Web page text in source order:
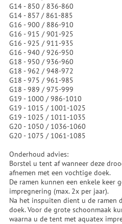
G14 - 850 / 836-860
G14 - 857 / 861-885
G16 - 900 / 886-910
G16 - 915 / 901-925
G16 - 925 / 911-935
G16 - 940 / 926-950
G18 - 950 / 936-960
G18 - 962 / 948-972
G18 - 975 / 961-985
G18 - 989 / 975-999
G19 - 1000 / 986-1010
G19 - 1015 / 1001-1025
G19 - 1025 / 1011-1035
G20 - 1050 / 1036-1060
G20 - 1075 / 1061-1085
Onderhoud advies:
Borstel u tent af wanneer deze
afnemen met een vochtige doek.
De ramen kunnen een enkele keer
impregnering (max. 2x per jaar).
Na het inspuiten dient u de ramen
doek. Voor de grote schoonmaak
waarna u de tent met aquatex